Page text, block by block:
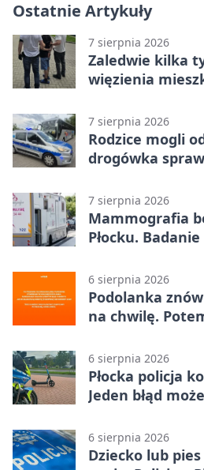
Ostatnie Artykuły
7 sierpnia 2026
Zaledwie kilka
więzienia
7 sierpnia 2026
Rodzice mogli
drogówka
7 sierpnia 2026
Mammografia
Płocku.
6 sierpnia 2026
Podolanka
na chwilę.
6 sierpnia 2026
Płocka policja
Jeden błąd
6 sierpnia 2026
Dziecko lub